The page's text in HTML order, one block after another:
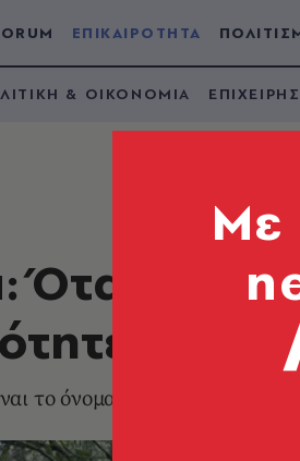
ΕΠΙΚΑΙΡΟΤΗΤΑ
& ΟΙΚΟΝΟΜΙΑ
Όταν οι
το όνομα για αυτά που